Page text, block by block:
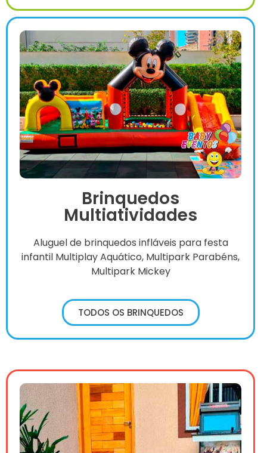
Brinquedos
Multiatividades
Aluguel de brinquedos infláveis para festa
infantil Multiplay Aquático, Multipark Parabéns,
Multipark Mickey
TODOS OS BRINQUEDOS